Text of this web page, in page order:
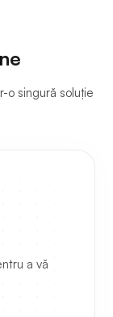
o singură soluție
a vă